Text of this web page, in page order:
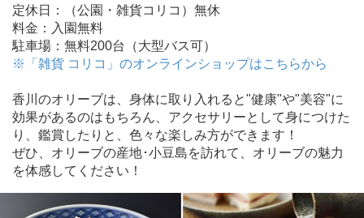
定休日：（公園・雑貨コリコ）無休
料金：入園無料
駐車場：無料200台（大型バス可）
※「雑貨 コリコ」のオンラインショップはこちらから
香川のオリーブは、身体に取り入れると"健康"や"美容"に
効果があるのはもちろん、アクセサリーとして身につけた
り、鑑賞したりと、色々な楽しみ方ができます！
ぜひ、オリーブの産地･小豆島を訪れて、オリーブの魅力
を体感してください！